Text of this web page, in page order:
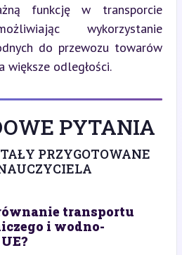
funkcję w transporcie
wykorzystanie
do przewozu towarów
większe odległości.
PYTANIA
PRZYGOTOWANE
transportu
i wodno-